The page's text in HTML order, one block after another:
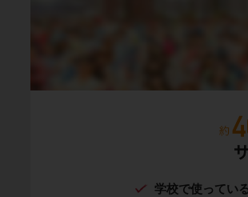
学校で使ってい